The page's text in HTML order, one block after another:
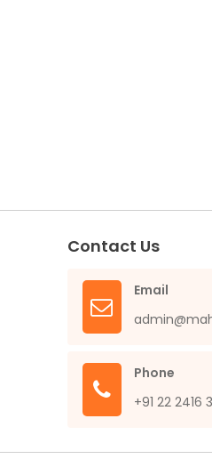
Contact Us
Email
Phone
+91 22 2416